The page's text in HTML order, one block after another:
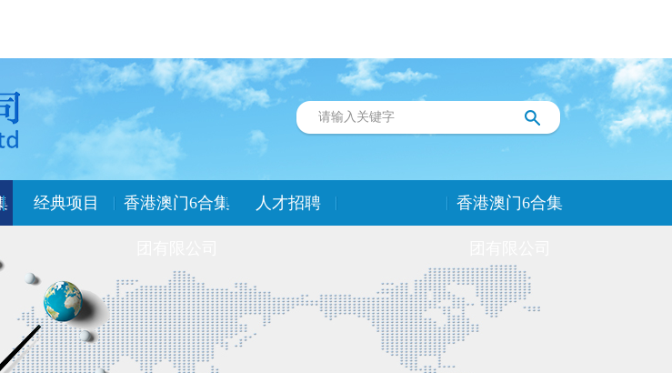
经典项目 香港澳门6合集 人才招聘 香港澳门6合集